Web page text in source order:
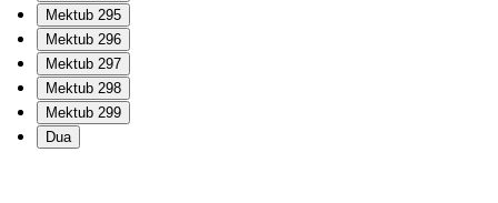
Mektub 295
Mektub 296
Mektub 297
Mektub 298
Mektub 299
Dua